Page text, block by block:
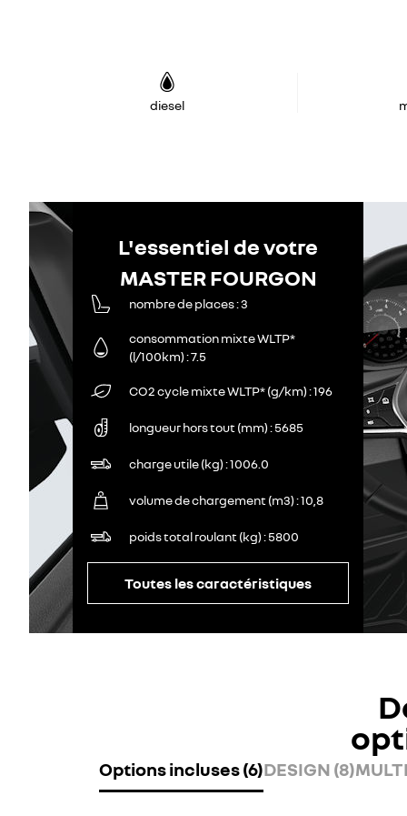
diesel
L'essentiel de votre
MASTER FOURGON
nombre de places 3
consommation mixte WLTP*
(l/100km) 7.5
CO2 cycle mixte WLTP* (g/km) 196
longueur hors tout (mm) 5685
charge utile (kg) 1006.0
volume de chargement (m3) 10,8
poids total roulant (kg) 5800
Toutes les caractéristiques
Options incluses (6)DESIGN (8)